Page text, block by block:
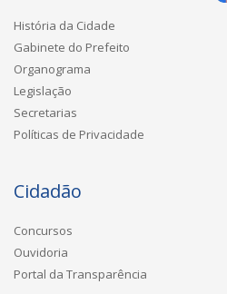
História da Cidade
Gabinete do Prefeito
Organograma
Legislação
Secretarias
Políticas de Privacidade
Cidadão
Concursos
Ouvidoria
Portal da Transparência